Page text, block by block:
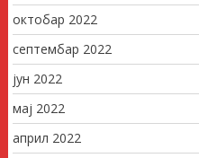
октобар 2022
септембар 2022
јун 2022
мај 2022
април 2022